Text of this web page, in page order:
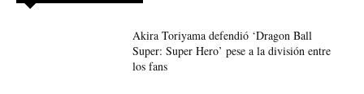
Akira Toriyama defendió ‘Dragon Ball
Super: Super Hero’ pese a la división entre
los fans